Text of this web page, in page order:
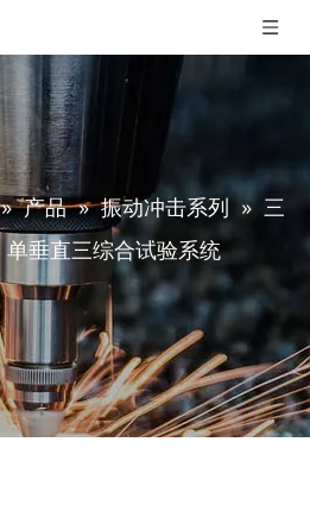
» 产品 » 振动冲击系列 » 三
单垂直三综合试验系统